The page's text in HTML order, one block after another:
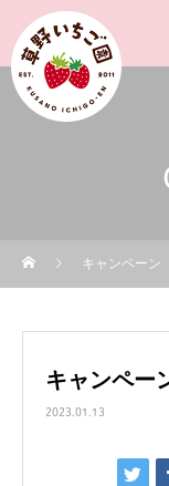
キャンペーン
キャンペー
2023.01.13